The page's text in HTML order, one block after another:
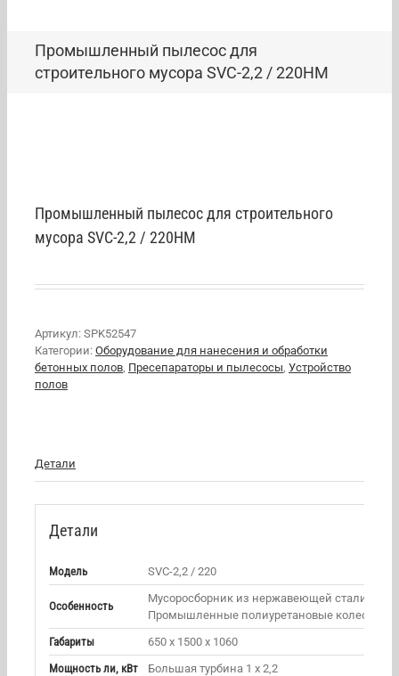
Промышленный пылесос для
строительного мусора SVC-2,2 / 220HM
Промышленный пылесос для строительного
мусора SVC-2,2 / 220HM
Артикул: SPK52547
Категории: Оборудование для нанесения и обработки
бетонных полов, Пресепараторы и пылесосы, Устройство
полов
Детали
Детали
Модель SVC-2,2 / 220
Особенность
Мусоросборник из нержавеющей стали.
Промышленные полиуретановые колеса.
Габариты
650 х 1500 х 1060
Мощность ли, кВт
Большая турбина 1 х 2,2